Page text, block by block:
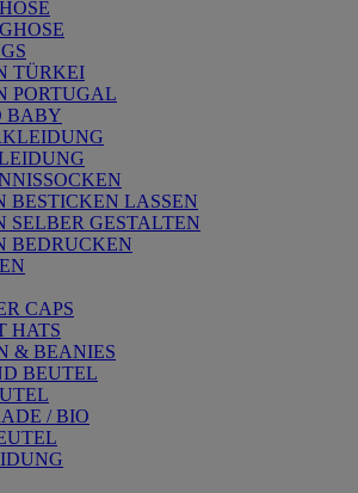
TÜRKEI
PORTUGAL
BABY
BESTICKEN LASSEN
SELBER GESTALTEN
BEDRUCKEN
CAPS
HATS
& BEANIES
BEUTEL
/ BIO